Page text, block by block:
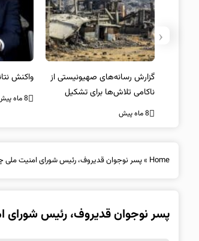
واکنش نتانیاهو به حمله استرالیا
حماس
را تایید کرد
‹
Home
»پسر نوجوان قدیروف، رئیس شورای امنیت
پسر نوجوان قدیروف، رئیس